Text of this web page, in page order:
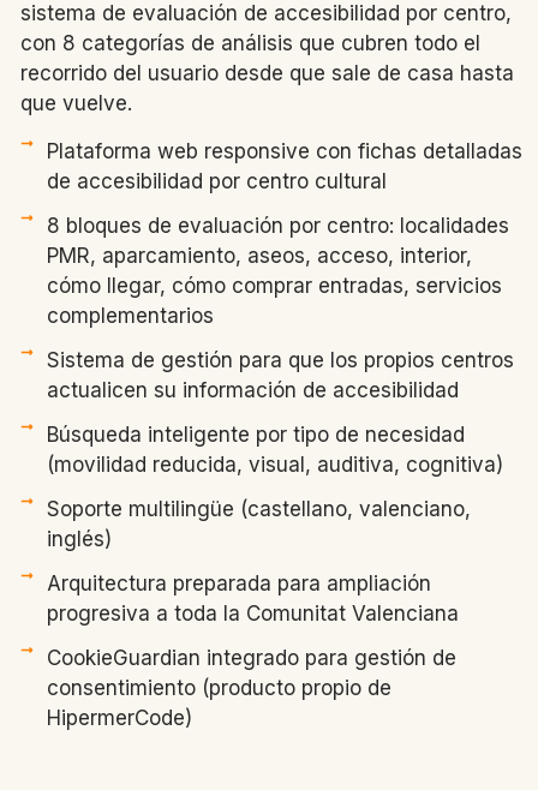
sistema de evaluación de accesibilidad por centro,
con 8 categorías de análisis que cubren todo el
recorrido del usuario desde que sale de casa hasta
que vuelve.
Plataforma web responsive con fichas detalladas
de accesibilidad por centro cultural
8 bloques de evaluación por centro: localidades
PMR, aparcamiento, aseos, acceso, interior,
cómo llegar, cómo comprar entradas, servicios
complementarios
Sistema de gestión para que los propios centros
actualicen su información de accesibilidad
Búsqueda inteligente por tipo de necesidad
(movilidad reducida, visual, auditiva, cognitiva)
Soporte multilingüe (castellano, valenciano,
inglés)
Arquitectura preparada para ampliación
progresiva a toda la Comunitat Valenciana
CookieGuardian integrado para gestión de
consentimiento (producto propio de
HipermerCode)